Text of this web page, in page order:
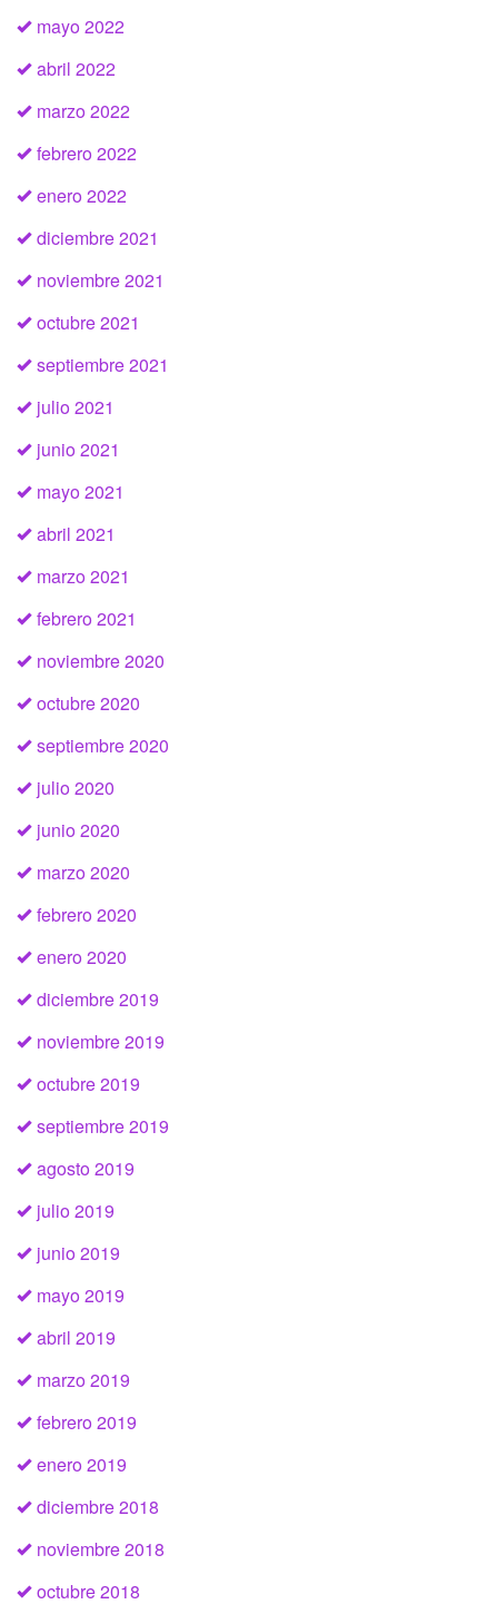
mayo 2022
abril 2022
marzo 2022
febrero 2022
enero 2022
diciembre 2021
noviembre 2021
octubre 2021
septiembre 2021
julio 2021
junio 2021
mayo 2021
abril 2021
marzo 2021
febrero 2021
noviembre 2020
octubre 2020
septiembre 2020
julio 2020
junio 2020
marzo 2020
febrero 2020
enero 2020
diciembre 2019
noviembre 2019
octubre 2019
septiembre 2019
agosto 2019
julio 2019
junio 2019
mayo 2019
abril 2019
marzo 2019
febrero 2019
enero 2019
diciembre 2018
noviembre 2018
octubre 2018